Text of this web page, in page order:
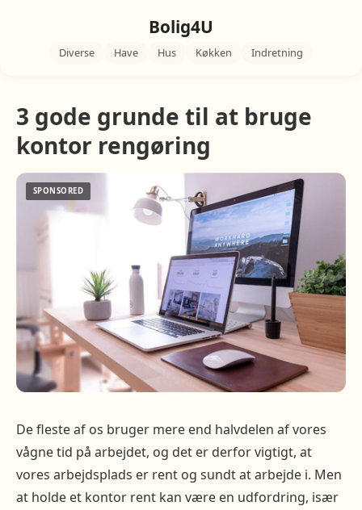
Bolig4U
Diverse Have Hus Køkken Indretning
3 gode grunde til at bruge
kontor rengøring
De fleste af os bruger mere end halvdelen af vores
vågne tid på arbejdet, og det er derfor vigtigt, at
vores arbejdsplads er rent og sundt at arbejde i. Men
at holde et kontor rent kan være en udfordring, især